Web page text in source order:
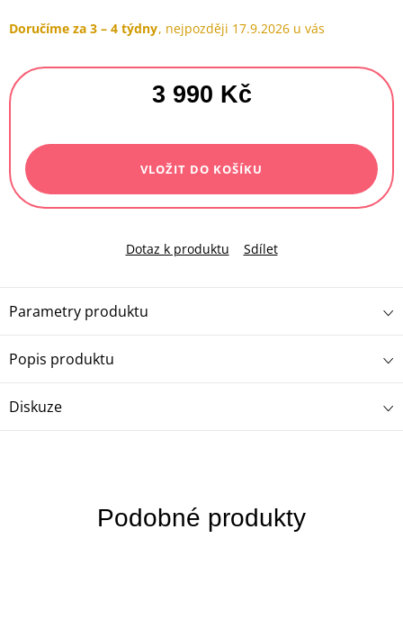
Doručíme za 3 – 4 týdny 17.9.2026
3 990 Kč
VLOŽIT DO KOŠÍKU
Dotaz k produktu Sdílet
Popis produktu
Parametry produktu
Diskuze